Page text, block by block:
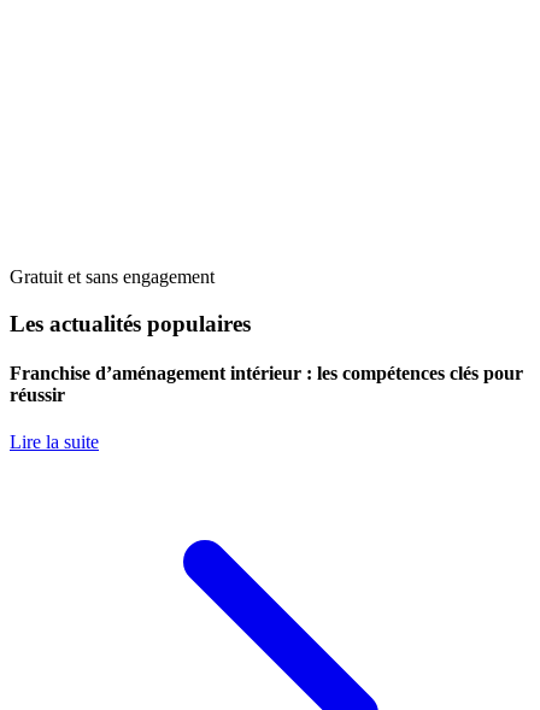
Gratuit et sans engagement
Les actualités populaires
Franchise d’aménagement intérieur : les compétences clés pour
réussir
Lire la suite